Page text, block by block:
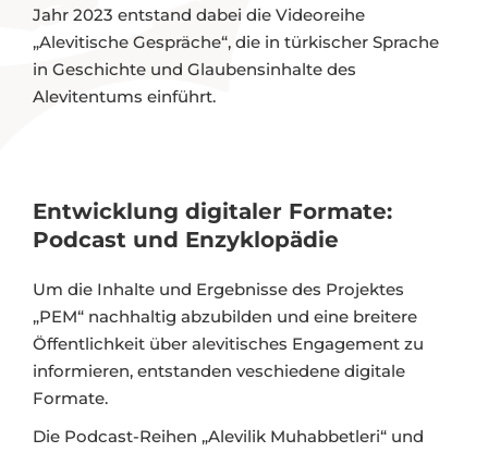
Jahr 2023 entstand dabei die Videoreihe
„Alevitische Gespräche“, die in türkischer Sprache
in Geschichte und Glaubensinhalte des
Alevitentums einführt.
Entwicklung digitaler Formate:
Podcast und Enzyklopädie
Um die Inhalte und Ergebnisse des Projektes
„PEM“ nachhaltig abzubilden und eine breitere
Öffentlichkeit über alevitisches Engagement zu
informieren, entstanden veschiedene digitale
Formate.
Die Podcast-Reihen „Alevilik Muhabbetleri“ und